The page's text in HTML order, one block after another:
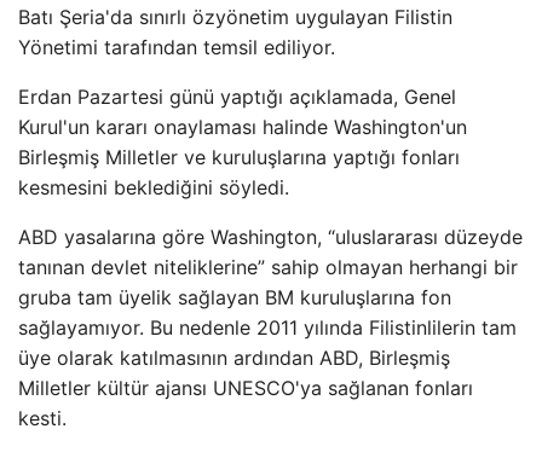
Batı Şeria'da sınırlı özyönetim uygulayan Filistin
Yönetimi tarafından temsil ediliyor.
Erdan Pazartesi günü yaptığı açıklamada, Genel
Kurul'un kararı onaylaması halinde Washington'un
Birleşmiş Milletler ve kuruluşlarına yaptığı fonları
kesmesini beklediğini söyledi.
ABD yasalarına göre Washington, “uluslararası düzeyde
tanınan devlet niteliklerine” sahip olmayan herhangi bir
gruba tam üyelik sağlayan BM kuruluşlarına fon
sağlayamıyor. Bu nedenle 2011 yılında Filistinlilerin tam
üye olarak katılmasının ardından ABD, Birleşmiş
Milletler kültür ajansı UNESCO'ya sağlanan fonları
kesti.